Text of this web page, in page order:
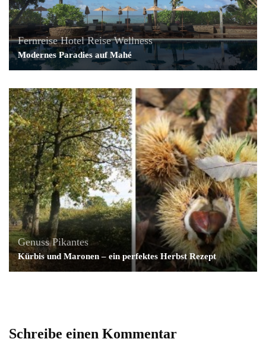
Fernreise Hotel Reise Wellness
Modernes Paradies auf Mahé
Genuss Pikantes
Kürbis und Maronen – ein perfektes Herbst Rezept
Schreibe einen Kommentar